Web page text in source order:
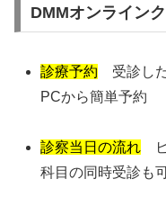
DMMオンライン
診療予約 受診し
PCから簡単予約
診察当日の流れ ビ
科目の同時受診も